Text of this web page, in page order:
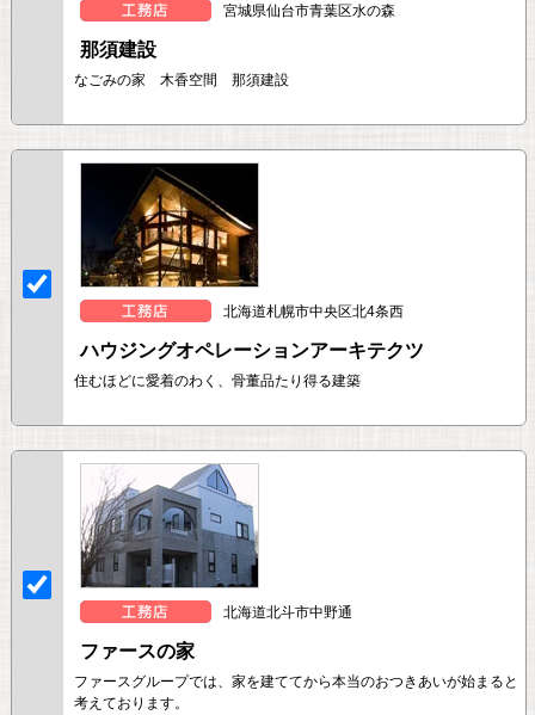
宮城県仙台市青葉区水の森
那須建設
なごみの家 木香空間 那須建設
北海道札幌市中央区北4条西
ハウジングオペレーションアーキテクツ
住むほどに愛着のわく、骨董品たり得る建築
北海道北斗市中野通
ファースの家
ファースグループでは、家を建ててから本当のおつきあいが始まると
考えております。